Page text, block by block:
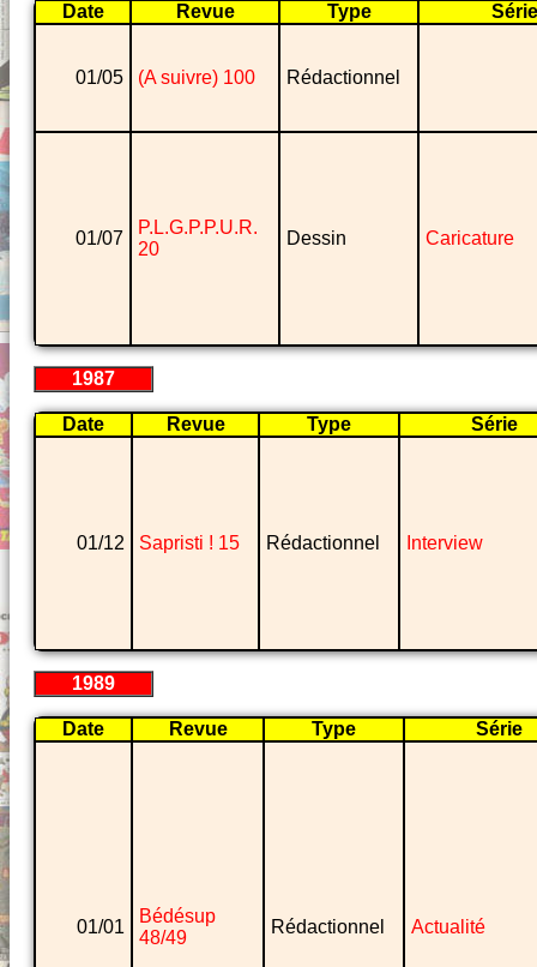
Date Revue Type Série
01/05 (A suivre) 100 Rédactionnel
01/07
P.L.G.P.P.U.R.
20
Dessin Caricature
1987
Date Revue Type Série
01/12 Sapristi ! 15 Rédactionnel Interview
1989
Date Revue Type Série
01/01
Bédésup
48/49
Rédactionnel Actualité